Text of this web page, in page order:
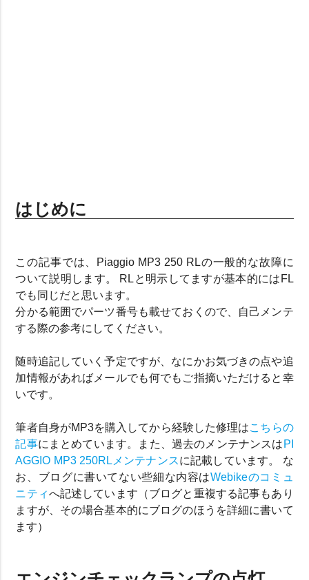
はじめに
この記事では、Piaggio MP3 250 RLの一般的な故障に
ついて説明します。 RLと明示してますが基本的にはFL
でも同じだと思います。
分かる範囲でパーツ番号も載せておくので、自己メンテ
する際の参考にしてください。
随時追記していく予定ですが、なにかお気づきの点や追
加情報があればメールでも何でもご指摘いただけると幸
いです。
筆者自身がMP3を購入してから経験した修理はこちらの
記事にまとめています。また、過去のメンテナンスは PI
AGGIO MP3 250RLメンテナンスに記載しています。 な
お、ブログに書いてない些細な内容はWebikeのコミュ
ニティへ記述しています（ブログと重複する記事もあり
ますが、その場合基本的にブログのほうを詳細に書いて
ます）